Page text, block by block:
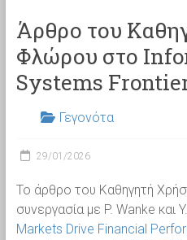
Άρθρο του
Φλώρου στο
Systems
Γεγονότα
29/01/2026
Το άρθρο του Καθηγητή
συνεργασία με P. Wanke και
Markets Drive Financial